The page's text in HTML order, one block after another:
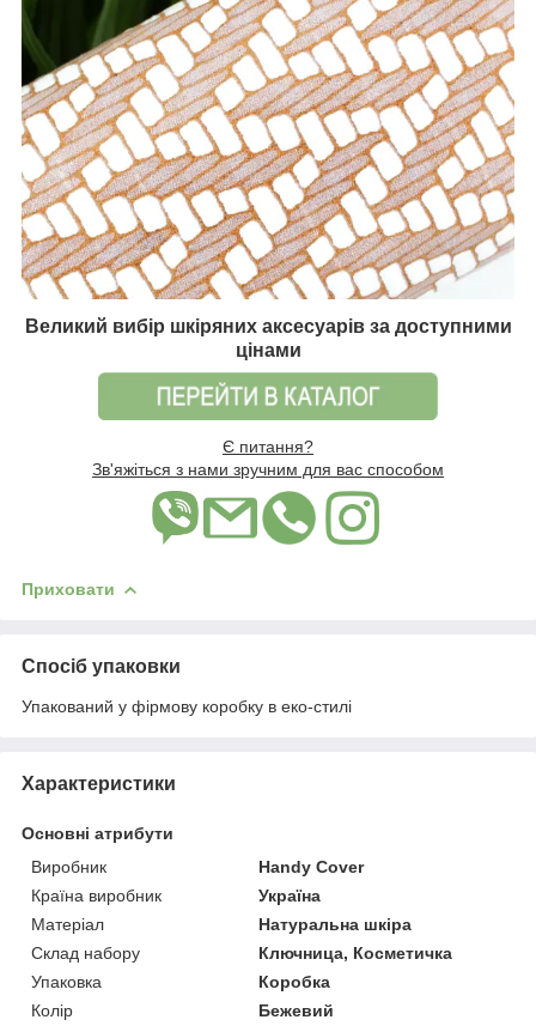
Великий вибір шкіряних аксесуарів за доступними
цінами
Є питання?
Зв'яжіться з нами зручним для вас способом
Приховати
Спосіб упаковки
Упакований у фірмову коробку в еко-стилі
Характеристики
Основні атрибути
Виробник
Handy Cover
Країна виробник
Україна
Матеріал
Натуральна шкіра
Склад набору
Ключница, Косметичка
Упаковка
Коробка
Колір
Бежевий